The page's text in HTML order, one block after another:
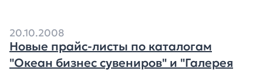
20.10.2008
Новые прайс-листы по каталогам
"Океан бизнес сувениров" и "Галерея